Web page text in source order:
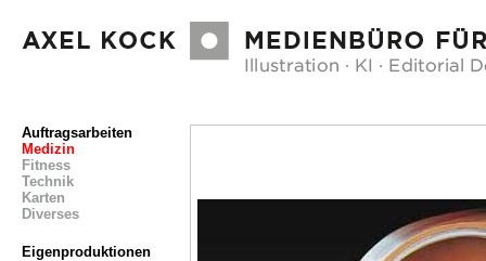
Auftragsarbeiten
Medizin
Fitness
Technik
Karten
Diverses
Eigenproduktionen